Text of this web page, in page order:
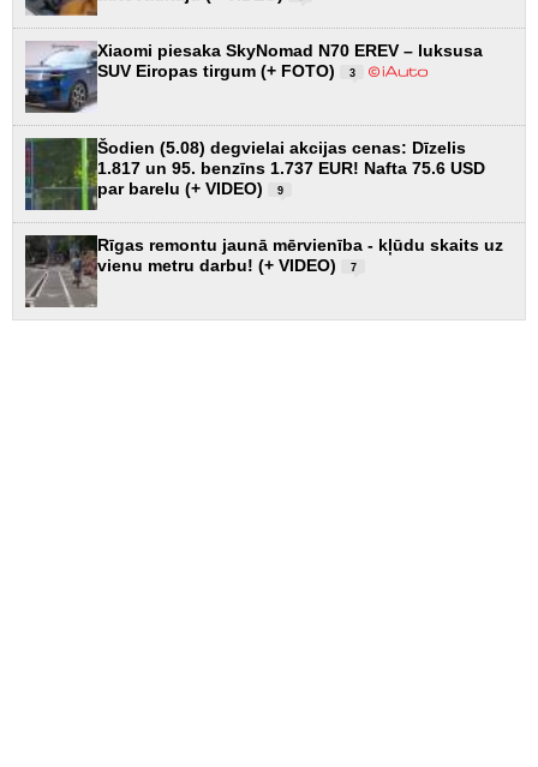
Xiaomi piesaka SkyNomad N70 EREV – luksusa
SUV Eiropas tirgum (+ FOTO)
3
Šodien (5.08) degvielai akcijas cenas: Dīzelis
1.817 un 95. benzīns 1.737 EUR! Nafta 75.6 USD
par barelu (+ VIDEO)
9
Rīgas remontu jaunā mērvienība - kļūdu skaits uz
vienu metru darbu! (+ VIDEO)
7